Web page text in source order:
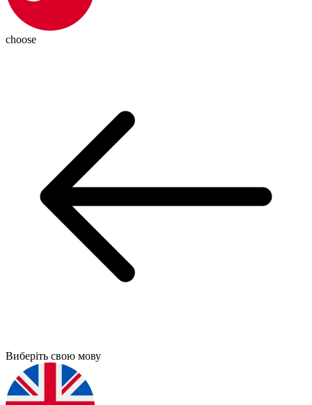
choose
Виберіть свою мову